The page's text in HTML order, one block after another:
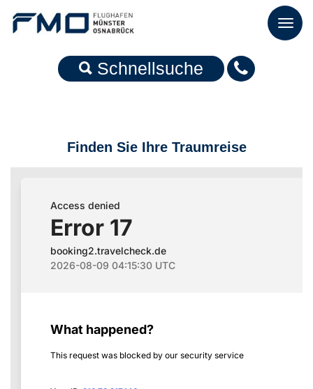
Toggle
Schnellsuche
Finden Sie Ihre Traumreise